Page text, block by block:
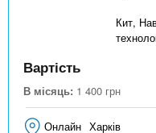
Кит,
Вартість
В місяць: 1 400 грн
Онлайн Харків